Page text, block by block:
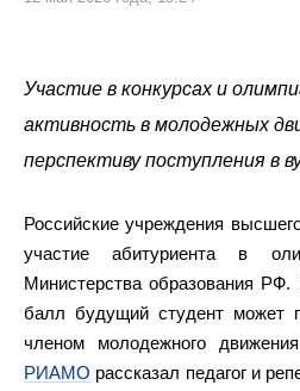
Участие в конкурсах и
активность в молодежных
перспективу поступления в
Российские учреждения
участие абитуриента в
Министерства образования
балл будущий студент может
членом молодежного
РИАМО рассказал педагог и